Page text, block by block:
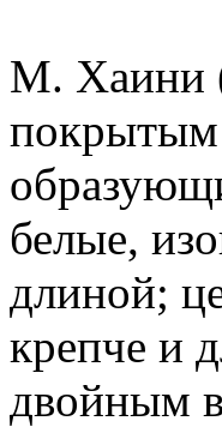
М. Хаини
покрытым
белые,
длиной;
крепче и
двойным